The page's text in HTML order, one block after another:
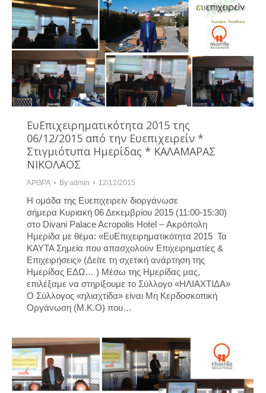
ΕυΕπιχειρηματικότητα 2015 της
06/12/2015 από την Ευεπιχειρείν *
Στιγμιότυπα Ημερίδας * ΚΑΛΑΜΑΡΑΣ
ΝΙΚΟΛΑΟΣ
ΆΡΘΡΑ By admin 12/12/2015
Η ομάδα της Ευεπιχειρείν διοργάνωσε
σήμερα Κυριακή 06 Δεκεμβρίου 2015 (11:00-15:30)
στο Divani Palace Acropolis Hotel – Ακρόπολη
Ημερίδα με θέμα: «ΕυΕπιχειρηματικότητα 2015 Τα
ΚΑΥΤΑ Σημεία που απασχολούν Επιχειρηματίες &
Επιχειρήσεις» (Δείτε τη σχετική ανάρτηση της
Ημερίδας ΕΔΩ… ) Μέσω της Ημερίδας μας,
επιλέξαμε να στηρίξουμε το Σύλλογο «ΗΛΙΑΧΤΙΔΑ»
Ο Σύλλογος «ηλιαχτίδα» είναι Μη Κερδοσκοπική
Οργάνωση (Μ.Κ.Ο) που…